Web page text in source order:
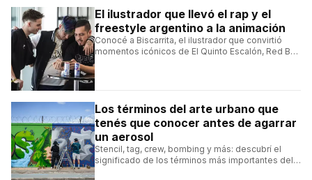
El ilustrador que llevó el rap y el
freestyle argentino a la animación
Conocé a Biscarrita, el ilustrador que convirtió
momentos icónicos de El Quinto Escalón, Red Bull
Los términos del arte urbano que
tenés que conocer antes de agarrar
un aerosol
Stencil, tag, crew, bombing y más: descubrí el
significado de los términos más importantes del